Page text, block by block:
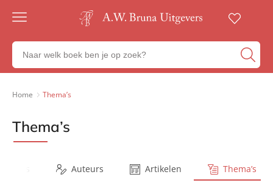
Gratis
23:00
besteld,
werkdag
Veilig
betalen
Zoeken
naar
boeken,
Home Thema’s
Thema’s
Auteurs Artikelen Thema’s